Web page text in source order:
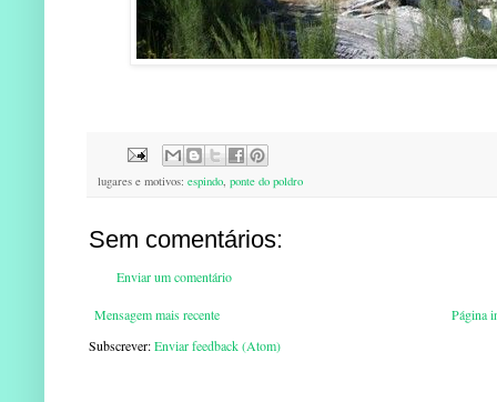
lugares e motivos: espindo ponte do poldro
Sem comentários:
Enviar um comentário
Mensagem mais recente
Página
Subscrever:Enviar feedback (Atom)